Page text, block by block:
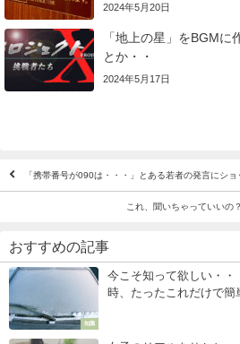
2024年5月20日
「地上の星」をBGMに
とか・・
2024年5月17日
「携帯番号が090は・・・」とある若者の発言にショ
これ、聞いちゃっていいの
おすすめの記事
知識
今こそ知って欲しい・・
時、たったこれだけで